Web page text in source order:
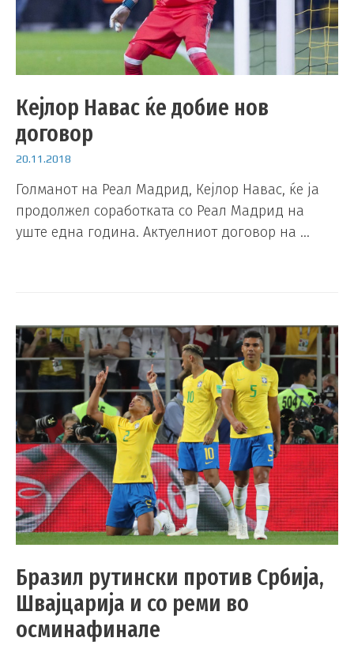
Кејлор Навас ќе добие нов
договор
20.11.2018
Голманот на Реал Мадрид, Кејлор Навас, ќе ја
продолжел соработката со Реал Мадрид на
уште една година. Актуелниот договор на …
Бразил рутински против Србија,
Швајцарија и со реми во
осминафинале